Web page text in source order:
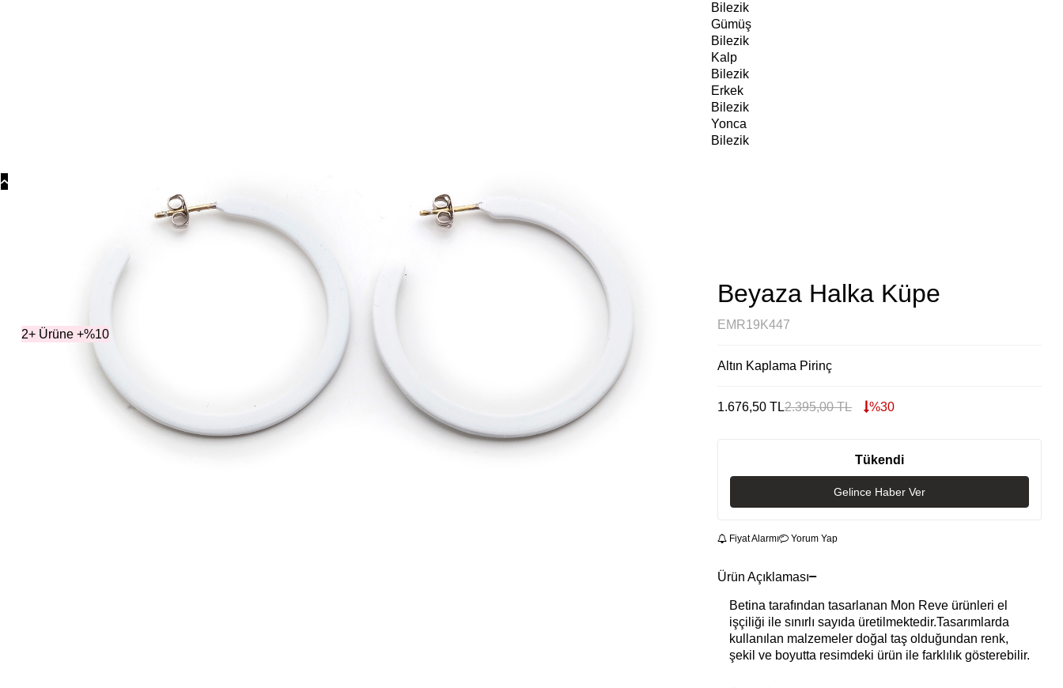
Bilezik
Gümüş
Bilezik
Kalp
Bilezik
Erkek
Bilezik
Yonca
Bilezik
Kategoriler Halka Küpe Beyaza Halka Küpe
2+ Ürüne +%10
Beyaza Halka Küpe
EMR19K447
Altın Kaplama Pirinç
1.676,50 TL2.395,00TL %30
Tükendi
Gelince Haber Ver
Fiyat Alarmı Yorum Yap
Ürün Açıklaması
Betina tarafından tasarlanan Mon Reve ürünleri el
işçiliği ile sınırlı sayıda üretilmektedir.Tasarımlarda
kullanılan malzemeler doğal taş olduğundan renk,
şekil ve boyutta resimdeki ürün ile farklılık gösterebilir.